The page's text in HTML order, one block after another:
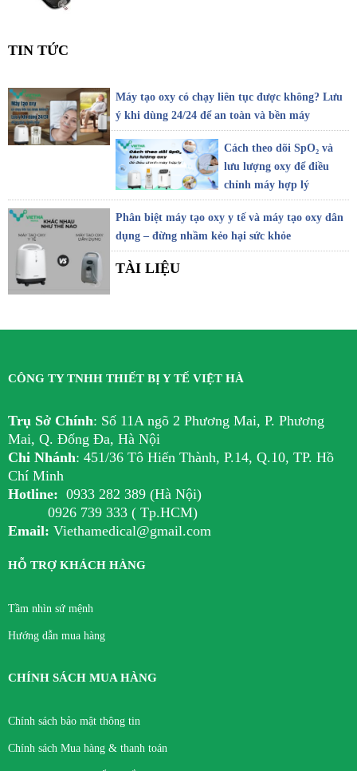
TIN TỨC
Máy tạo oxy có chạy liên tục được không? Lưu
ý khi dùng 24/24 để an toàn và bền máy
Cách theo dõi SpO₂ và
lưu lượng oxy để điều
chỉnh máy hợp lý
Phân biệt máy tạo oxy y tế và máy tạo oxy dân
dụng – đừng nhầm kẻo hại sức khỏe
TÀI LIỆU
CÔNG TY TNHH THIẾT BỊ Y TẾ VIỆT HÀ
Trụ Sở Chính: Số 11A ngõ 2 Phương Mai, P. Phương
Mai, Q. Đống Đa, Hà Nội
Chi Nhánh: 451/36 Tô Hiến Thành, P.14, Q.10, TP. Hồ
Chí Minh
Hotline: 0933 282 389 (Hà Nội)
0926 739 333 ( Tp.HCM)
Email: Viethamedical@gmail.com
HỖ TRỢ KHÁCH HÀNG
Tầm nhìn sứ mệnh
Hướng dẫn mua hàng
CHÍNH SÁCH MUA HÀNG
Chính sách bảo mật thông tin
Chính sách Mua hàng & thanh toán